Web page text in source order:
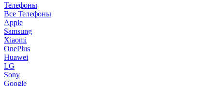
Телефоны
Все Телефоны
Apple
Samsung
Xiaomi
OnePlus
Huawei
LG
Sony
Google